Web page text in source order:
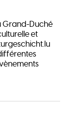
Grand-Duché
et